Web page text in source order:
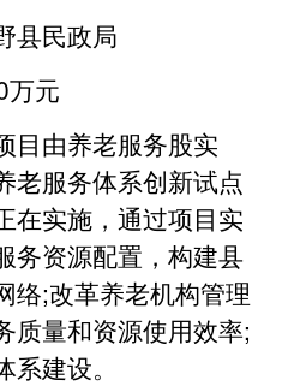
县民政局
万元
目由养老服务股实
老服务体系创新试点
在实施，通过项目实
务资源配置，构建县
络;改革养老机构管理
质量和资源使用效率;
建设。